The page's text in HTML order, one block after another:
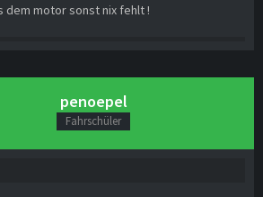
dem motor sonst nix fehlt !
penoepel
Fahrschüler